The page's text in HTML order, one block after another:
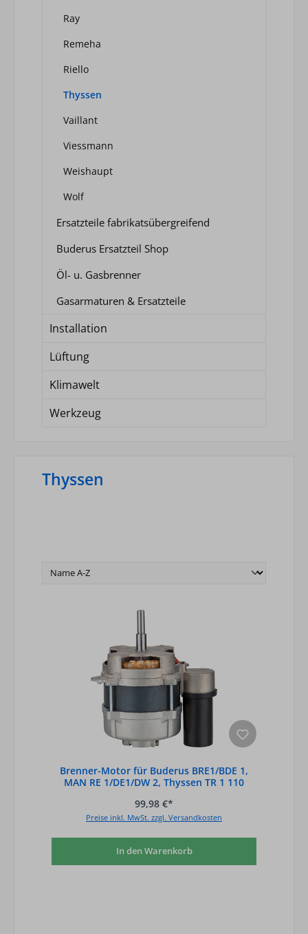
Ray
Remeha
Riello
Thyssen
Vaillant
Viessmann
Weishaupt
Wolf
Ersatzteile fabrikatsübergreifend
Buderus Ersatzteil Shop
Öl- u. Gasbrenner
Gasarmaturen & Ersatzteile
Installation
Lüftung
Klimawelt
Werkzeug
Thyssen
Brenner-Motor für Buderus BRE1/BDE 1,
MAN RE 1/DE1/DW 2, Thyssen TR 1 110
99,98 €*
Preise inkl. MwSt. zzgl. Versandkosten
In den Warenkorb